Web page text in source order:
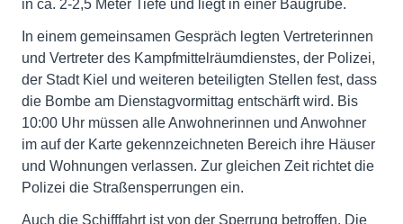
in ca. 2-2,5 Meter Tiefe und liegt in einer Baugrube.
In einem gemeinsamen Gespräch legten Vertreterinnen
und Vertreter des Kampfmittelräumdienstes, der Polizei,
der Stadt Kiel und weiteren beteiligten Stellen fest, dass
die Bombe am Dienstagvormittag entschärft wird. Bis
10:00 Uhr müssen alle Anwohnerinnen und Anwohner
im auf der Karte gekennzeichneten Bereich ihre Häuser
und Wohnungen verlassen. Zur gleichen Zeit richtet die
Polizei die Straßensperrungen ein.
Auch die Schifffahrt ist von der Sperrung betroffen. Die